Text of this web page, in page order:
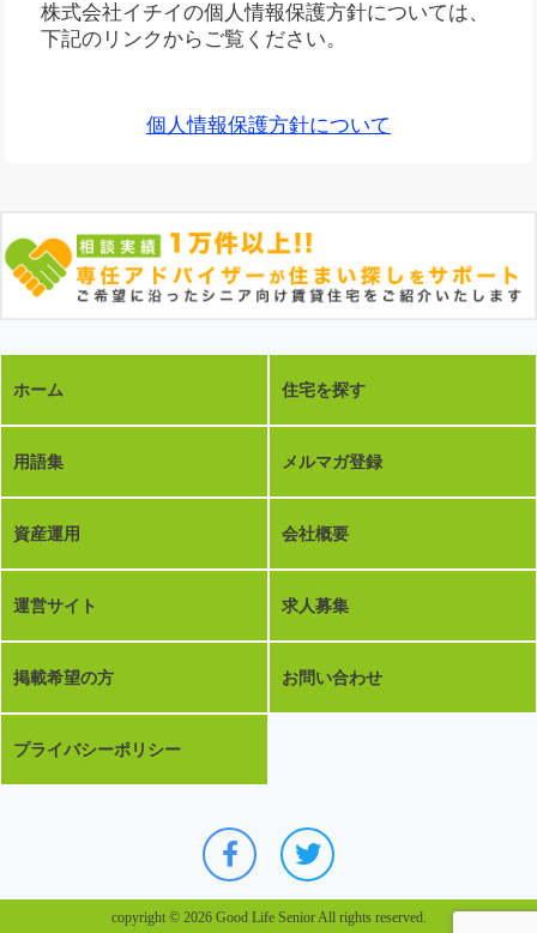
株式会社イチイの個人情報保護方針については、
下記のリンクからご覧ください。
個人情報保護方針について
ホーム 住宅を探す
用語集 メルマガ登録
資産運用 会社概要
運営サイト 求人募集
掲載希望の方 お問い合わせ
プライバシーポリシー
copyright © 2026 Good Life Senior All rights reserved.